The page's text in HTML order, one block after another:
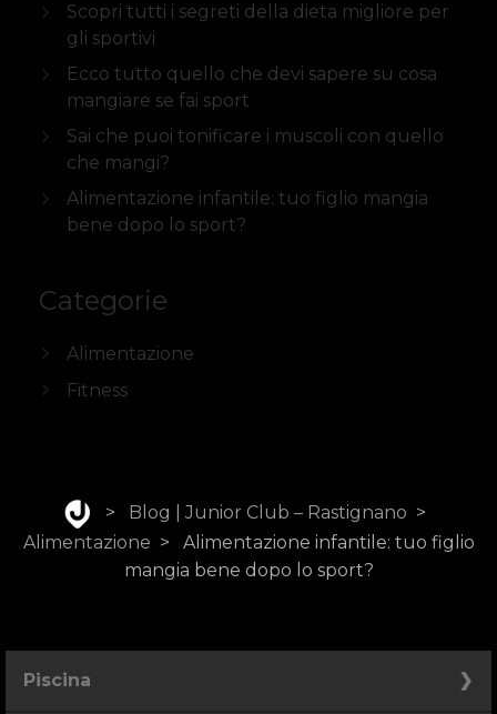
Scopri tutti i segreti della dieta migliore per
gli sportivi
Ecco tutto quello che devi sapere su cosa
mangiare se fai sport
Sai che puoi tonificare i muscoli con quello
che mangi?
Alimentazione infantile: tuo figlio mangia
bene dopo lo sport?
Categorie
Alimentazione
Fitness
> Blog | Junior Club – Rastignano >
Alimentazione > Alimentazione infantile: tuo figlio
mangia bene dopo lo sport?
Piscina